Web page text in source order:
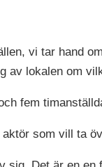
vi tar hand
av lokalen om
fem
som vill ta